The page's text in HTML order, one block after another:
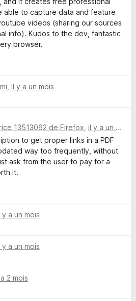
able to capture data and feature
videos (sharing our sources
info). Kudos to the dev, fantastic
browser.
il y a un mois
13513062 de Firefox il y a un mois
to get proper links in a PDF
way too frequently, without
ask from the user to pay for a
it.
y a un mois
y a un mois
2 mois